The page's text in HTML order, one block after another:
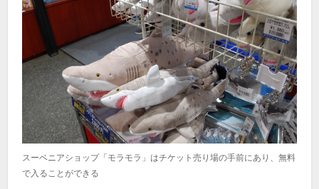
スーベニアショップ「モラモラ」はチケット売り場の手前にあり、無料
で入ることができる